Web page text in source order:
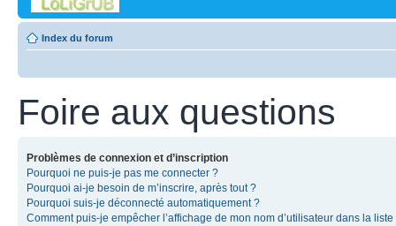
Index du forum
Foire aux questions
Problèmes de connexion et d’inscription
Pourquoi ne puis-je pas me connecter ?
Pourquoi ai-je besoin de m’inscrire, après tout ?
Pourquoi suis-je déconnecté automatiquement ?
Comment puis-je empêcher l’affichage de mon nom d’utilisateur dans la liste